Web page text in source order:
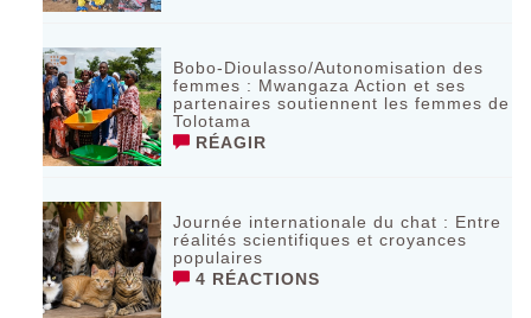
Bobo-Dioulasso/Autonomisation des
femmes : Mwangaza Action et ses
partenaires soutiennent les femmes de
Tolotama
RÉAGIR
Journée internationale du chat : Entre
réalités scientifiques et croyances
populaires
4 RÉACTIONS